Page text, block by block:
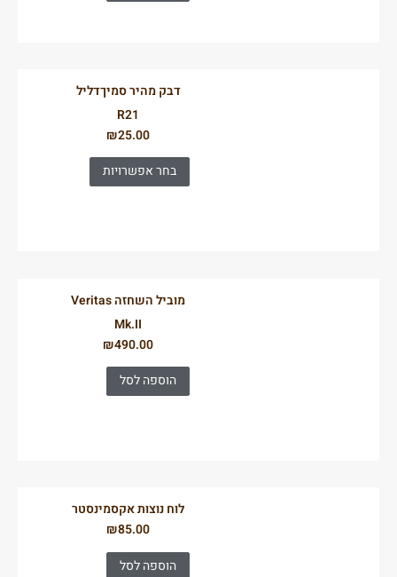
דבק מהיר סמיךדליל
R21
₪25.00
בחר אפשרויות
מוביל השחזה Veritas
Mk.II
₪490.00
הוספה לסל
לוח נוצות אקסמינסטר
₪85.00
הוספה לסל